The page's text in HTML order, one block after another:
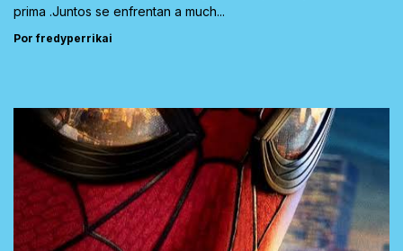
prima .Juntos se enfrentan a much...
Por fredyperrikai